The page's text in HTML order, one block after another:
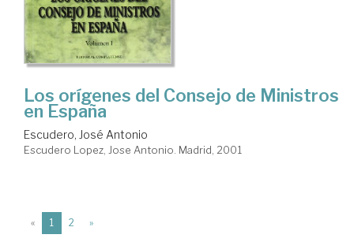
Los orígenes del Consejo de Ministros
en España
Escudero, José Antonio
Escudero Lopez, Jose Antonio. Madrid, 2001
« 1 (current)
2 »